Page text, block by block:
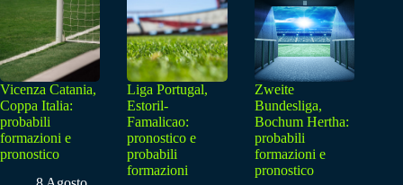
Vicenza Catania,
Coppa Italia:
probabili
formazioni e
pronostico
Liga Portugal,
Estoril-
Famalicao:
pronostico e
probabili
formazioni
Zweite
Bundesliga,
Bochum Hertha:
probabili
formazioni e
pronostico